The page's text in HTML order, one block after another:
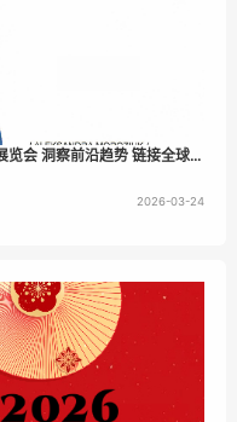
会 洞察前沿趋势 链接全球机
2026-03-24